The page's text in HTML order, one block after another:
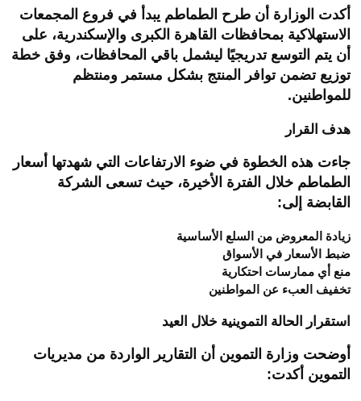
أكدت الوزارة أن طرح الطماطم يبدأ في فروع المجمعات
الاستهلاكية بمحافظات القاهرة الكبرى والإسكندرية، على
أن يتم التوسع تدريجيًا ليشمل باقي المحافظات، وفق خطة
توزيع تضمن توافر المنتج بشكل مستمر ومنتظم
للمواطنين.
هدف القرار
جاءت هذه الخطوة في ضوء الارتفاعات التي شهدتها أسعار
الطماطم خلال الفترة الأخيرة، حيث تسعى الشركة
القابضة إلى:
زيادة المعروض من السلع الأساسية
ضبط الأسعار في الأسواق
منع أي ممارسات احتكارية
تخفيف العبء عن المواطنين
استقرار الحالة التموينية خلال العيد
أوضحت وزارة التموين أن التقارير الواردة من مديريات
التموين أكدت: